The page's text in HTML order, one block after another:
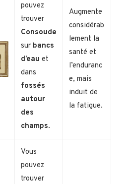
pouvez
trouver
Consoude
sur bancs
d’eau et
dans
fossés
autour
des
champs.
Augmente
considérab
lement la
santé et
l’enduranc
e, mais
induit de
la fatigue.
Vous
pouvez
trouver